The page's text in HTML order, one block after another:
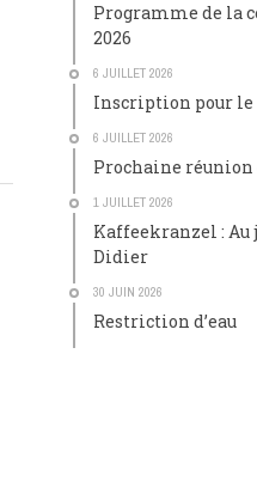
Programme de la
2026
6 JUILLET 2026
Inscription pour
6 JUILLET 2026
Prochaine
1 JUILLET 2026
Kaffeekranzel : Au
Didier
30 JUIN 2026
Restriction d’eau